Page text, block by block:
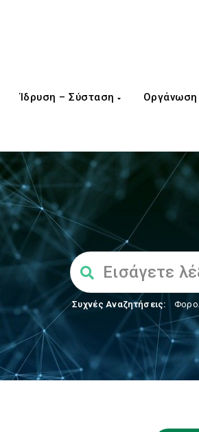
Ίδρυση – Σύσταση Οργάνωση
Συχνές Αναζητήσεις: